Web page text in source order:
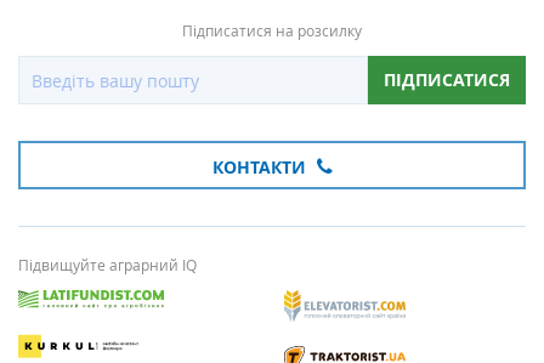
Підписатися на розсилку
ПІДПИСАТИСЯ
КОНТАКТИ
Підвищуйте аграрний IQ